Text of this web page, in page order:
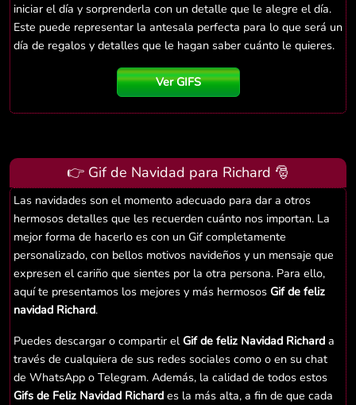
iniciar el día y sorprenderla con un detalle que le alegre el día.
Este puede representar la antesala perfecta para lo que será un
día de regalos y detalles que le hagan saber cuánto le quieres.
Ver GIFS
👉 Gif de Navidad para Richard 🎅
Las navidades son el momento adecuado para dar a otros
hermosos detalles que les recuerden cuánto nos importan. La
mejor forma de hacerlo es con un Gif completamente
personalizado, con bellos motivos navideños y un mensaje que
expresen el cariño que sientes por la otra persona. Para ello,
aquí te presentamos los mejores y más hermosos Gif de feliz
navidad Richard.
Puedes descargar o compartir elGif de feliz Navidad Richard a
través de cualquiera de sus redes sociales como o en su chat
de WhatsApp o Telegram. Además, la calidad de todos estos
Gifs de Feliz Navidad Richard es la más alta, a fin de que cada